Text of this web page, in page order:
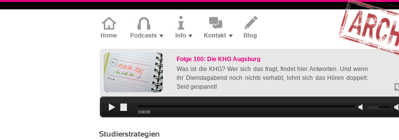
Folge 100: Die KHG Augsburg
Was ist die KHG? Wer sich das fragt, findet hier Antworten. Und wenn
ihr Dienstagabend noch nichts vorhabt, lohnt sich das Hören doppelt:
Seid gespannt!
0:00:00
Studierstrategien